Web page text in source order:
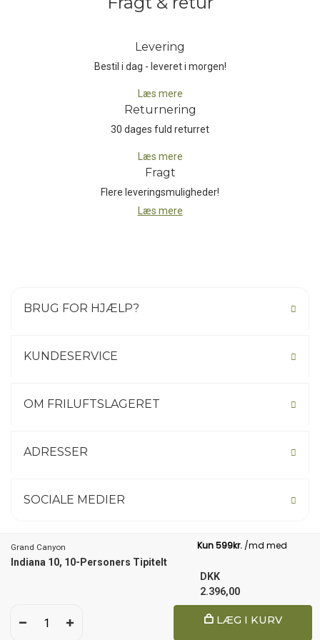
Grand Canyon
Indiana 10, 10-Personers Tipitelt
DKK
2.396,00
LÆG I KURV
Levering
Bestil i dag - leveret i morgen!
Læs mere
Returnering
30 dages fuld returret
Læs mere
Fragt
Flere leveringsmuligheder!
Læs mere
BRUG FOR HJÆLP?
KUNDESERVICE
OM FRILUFTSLAGERET
ADRESSER
SOCIALE MEDIER
Not your country? Click here.
1